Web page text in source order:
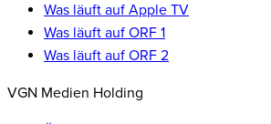
Was läuft auf Apple TV
Was läuft auf ORF 1
Was läuft auf ORF 2
VGN Medien Holding